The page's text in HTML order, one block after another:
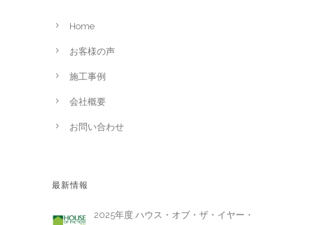
Home
お客様の声
施工事例
会社概要
お問い合わせ
最新情報
2025年度 ハウス・オブ・ザ・イヤー・